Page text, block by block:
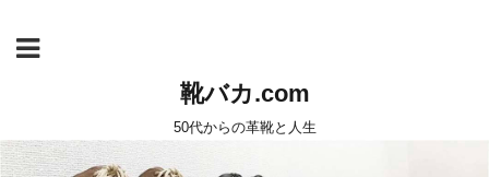
靴バカ.com
50代からの革靴と人生